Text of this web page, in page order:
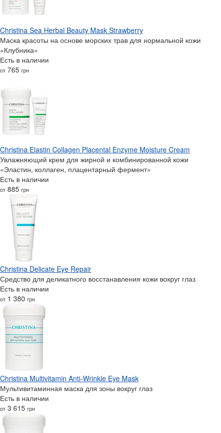
Christina Sea Herbal Beauty Mask Strawberry
Маска красоты на основе морских трав для нормальной кожи
«Клубника»
Есть в наличии
от 765 грн
Christina Elastin Collagen Placental Enzyme Moisture Cream
Увлажняющий крем для жирной и комбинированной кожи
«Эластин, коллаген, плацентарный фермент»
Есть в наличии
от 885 грн
Christina Delicate Eye Repair
Средство для деликатного восстанавления кожи вокруг глаз
Есть в наличии
от 1 380 грн
Christina Multivitamin Anti-Wrinkle Eye Mask
Мультивитаминная маска для зоны вокруг глаз
Есть в наличии
от 3 615 грн